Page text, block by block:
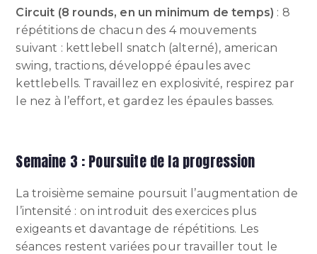
Circuit (8 rounds, en un minimum de temps) : 8
répétitions de chacun des 4 mouvements
suivant : kettlebell snatch (alterné), american
swing, tractions, développé épaules avec
kettlebells. Travaillez en explosivité, respirez par
le nez à l’effort, et gardez les épaules basses.
Semaine 3 : Poursuite de la progression
La troisième semaine poursuit l’augmentation de
l’intensité : on introduit des exercices plus
exigeants et davantage de répétitions. Les
séances restent variées pour travailler tout le